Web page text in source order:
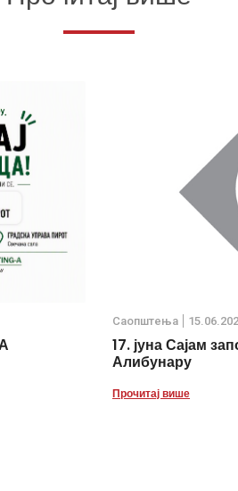
Саопштења
17. јуна Сајам
Алибунару
Прочитај више